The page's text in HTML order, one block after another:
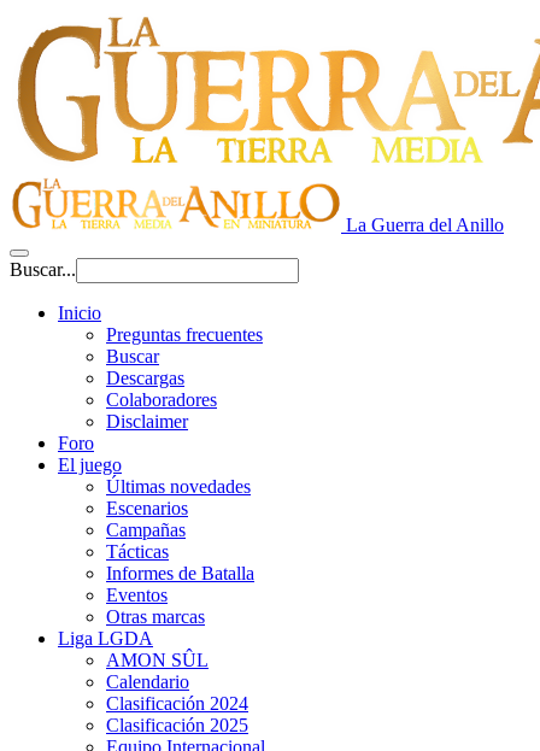
La Guerra del Anillo
Buscar...
Inicio
Preguntas frecuentes
Buscar
Descargas
Colaboradores
Disclaimer
Foro
El juego
Últimas novedades
Escenarios
Campañas
Tácticas
Informes de Batalla
Eventos
Otras marcas
Liga LGDA
AMON SÛL
Calendario
Clasificación 2024
Clasificación 2025
Equipo Internacional